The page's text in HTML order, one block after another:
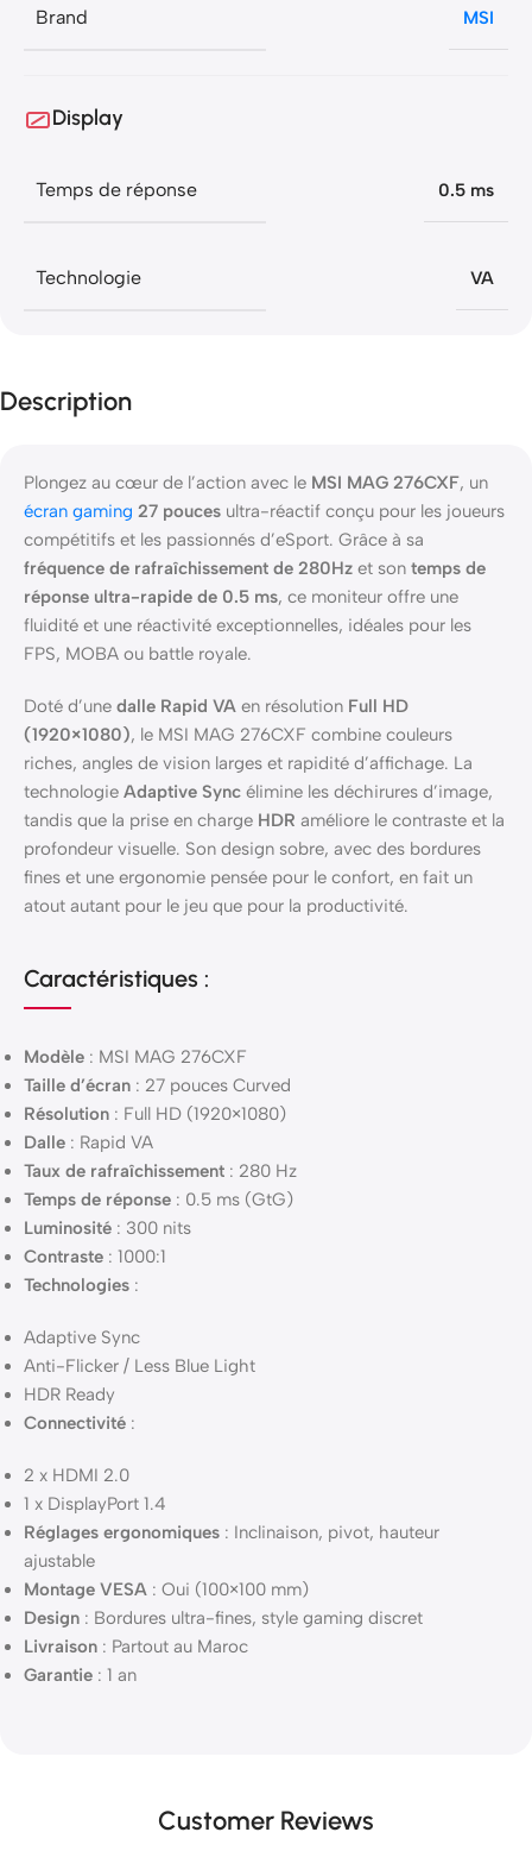
Brand MSI
Display
Temps de réponse 0.5 ms
Technologie VA
Description
Plongez au cœur de l’action avec le MSI MAG 276CXF, un
écran gaming 27 pouces ultra-réactif conçu pour les joueurs
compétitifs et les passionnés d’eSport. Grâce à sa
fréquence de rafraîchissement de 280Hz et son temps de
réponse ultra-rapide de 0.5 ms, ce moniteur offre une
fluidité et une réactivité exceptionnelles, idéales pour les
FPS, MOBA ou battle royale.
Doté d’une dalle Rapid VA en résolution Full HD
(1920×1080), le MSI MAG 276CXF combine couleurs
riches, angles de vision larges et rapidité d’affichage. La
technologie Adaptive Sync élimine les déchirures d’image,
tandis que la prise en charge HDR améliore le contraste et la
profondeur visuelle. Son design sobre, avec des bordures
fines et une ergonomie pensée pour le confort, en fait un
atout autant pour le jeu que pour la productivité.
Caractéristiques :
Modèle : MSI MAG 276CXF
Taille d’écran : 27 pouces Curved
Résolution : Full HD (1920×1080)
Dalle : Rapid VA
Taux de rafraîchissement : 280 Hz
Temps de réponse : 0.5 ms (GtG)
Luminosité : 300 nits
Contraste : 1000:1
Technologies :
Adaptive Sync
Anti-Flicker / Less Blue Light
HDR Ready
Connectivité :
2 x HDMI 2.0
1 x DisplayPort 1.4
Réglages ergonomiques : Inclinaison, pivot, hauteur
ajustable
Montage VESA : Oui (100×100 mm)
Design : Bordures ultra-fines, style gaming discret
Livraison : Partout au Maroc
Garantie : 1 an
Customer Reviews